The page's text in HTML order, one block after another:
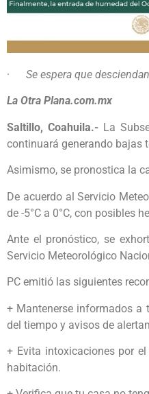
· Se espera que
La Otra Plana.com.mx
Saltillo, Coahuila.-La
continuará generando bajas
Asimismo, se pronostica la
De acuerdo al Servicio
de -5°C a 0°C, con posibles
Ante el pronóstico, se
Servicio Meteorológico
PC emitió las siguientes
+ Mantenerse informados a
del tiempo y avisos de
+ Evita intoxicaciones por
habitación.